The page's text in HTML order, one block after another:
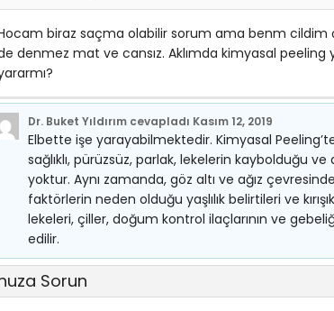
biraz saçma olabilir sorum ama benm cildim
denmez mat ve cansız. Aklımda kimyasal
Dr. Buket Yıldırım cevapladı Kasım 12, 2019
Elbette işe yarayabilmektedir. Kimyasal
sağlıklı, pürüzsüz, parlak, lekelerin kaybolduğu
yoktur. Aynı zamanda, göz altı ve ağız
faktörlerin neden olduğu yaşlılık belirtileri ve
lekeleri, çiller, doğum kontrol ilaçlarının ve
edilir.
Sorun